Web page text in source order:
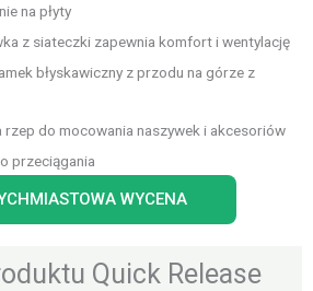
na płyty
z siateczki zapewnia komfort i wentylację
błyskawiczny z przodu na górze z
rzep do mocowania naszywek i akcesoriów
przeciągania
WYCENA
Quick Release